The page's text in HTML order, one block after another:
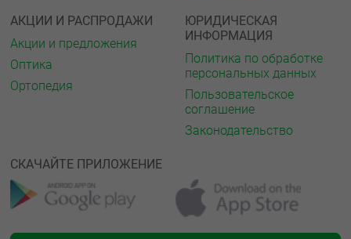
АКЦИИ И РАСПРОДАЖИ
Акции и предложения
Оптика
Ортопедия
ЮРИДИЧЕСКАЯ
ИНФОРМАЦИЯ
Политика по обработке
персональных данных
Пользовательское
соглашение
Законодательство
СКАЧАЙТЕ ПРИЛОЖЕНИЕ